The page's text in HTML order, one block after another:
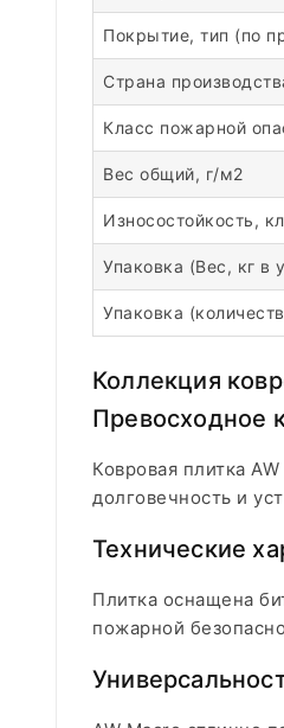
Покрытие, тип (по
Страна
Класс пожарной
Вес общий, г/м2
Износостойкость,
Упаковка (Вес, кг в
Упаковка
Коллекция
Превосходное
Ковровая плитка
долговечность и
Технические
Плитка оснащена
пожарной